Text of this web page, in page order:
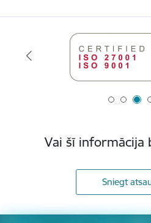
Vai šī informācija
Sniegt